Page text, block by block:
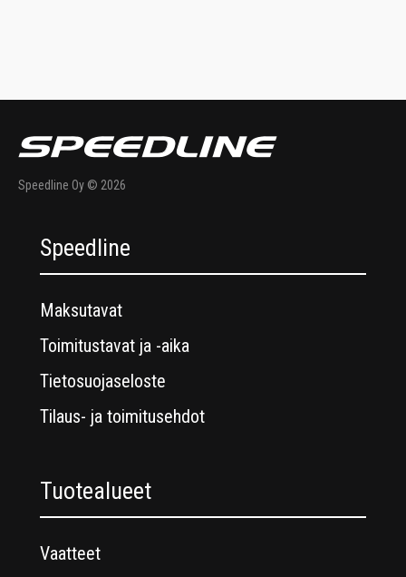
Speedline Oy © 2026
Speedline
Maksutavat
Toimitustavat ja -aika
Tietosuojaseloste
Tilaus- ja toimitusehdot
Tuotealueet
Vaatteet